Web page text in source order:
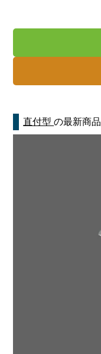
直付型の最新商品